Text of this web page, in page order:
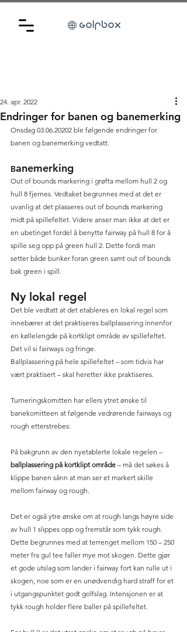
Endringer for banen og banemerking
24. apr. 2022
Onsdag 03.06.20202 ble følgende endringer for
banen og banemerking vedtatt.
Banemerking
Out of bounds markering i grøfta mellom hull 2 og
hull 8 fjernes. Vedtaket begrunnes med at det er
uvanlig at det plasseres out of bounds markering
midt på spillefeltet. Videre anser man ikke at det er
en ubetinget fordel å benytte fairway på hull 8 for å
spille seg opp på green hull 2. Dette fordi man
setter både bunker foran green samt out of bounds
bak green i spill.
Ny lokal regel
Det ble vedtatt at det etableres en lokal regel som
innebærer at det praktiseres ballplassering innenfor
en køllelengde på kortklipt område av spillefeltet.
Det vil si fairways og fringe.
Ballplassering på hele spillefeltet – som tidvis har
vært praktisert – skal heretter ikke praktiseres.
Turneringskomitten har ellers ytret ønske til
banekomitteen at følgende vedrørende fairways og
rough etterstrebes:
På bakgrunn av den nyetablerte lokale regelen –
ballplassering på kortklipt område – må det søkes å
klippe banen sånn at man ser et markert skille
mellom fairway og rough.
Det er også ytre ønske om at rough langs høyre side
av hull 1 slippes opp og fremstår som tykk rough.
Dette begrunnes med at terrenget mellom 150 – 250
meter fra gul tee faller mye mot skogen. Dette gjør
et gode utslag som lander i fairway fort kan rulle ut i
skogen, noe som er en unødvendig hard straff for et
i utgangspunktet godt golfslag. Intensjonen er at
tykk rough holder flere baller på spillefeltet.